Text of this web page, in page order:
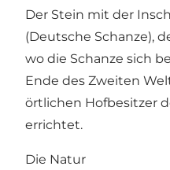
Der Stein mit der
(Deutsche Schanze),
wo die Schanze sich
Ende des Zweiten
örtlichen Hofbesitzer
errichtet.
Die Natur